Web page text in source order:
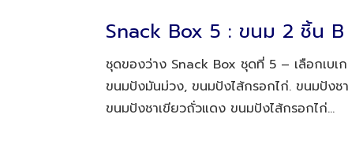
Snack Box 5 : ขนม 2 ชิ้น B
ชุดของว่าง Snack Box ชุดที่ 5 – เลือกเบเ
ขนมปังมันม่วง, ขนมปังไส้กรอกไก่. ขนมปังช
ขนมปังชาเขียวถั่วแดง ขนมปังไส้กรอกไก่...